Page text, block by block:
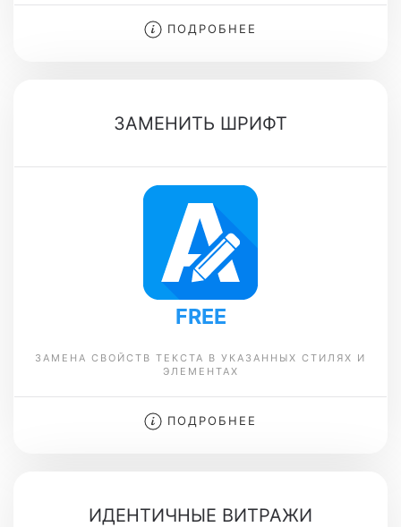
ПОДРОБНЕЕ
ЗАМЕНИТЬ ШРИФТ
FREE
ЗАМЕНА СВОЙСТВ ТЕКСТА В УКАЗАННЫХ СТИЛЯХ И
ЭЛЕМЕНТАХ
ПОДРОБНЕЕ
ИДЕНТИЧНЫЕ ВИТРАЖИ